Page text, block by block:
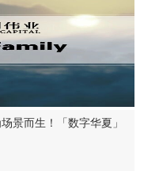
景而生！「数字华夏」